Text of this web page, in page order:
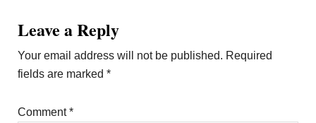
Reader
Interactions
Leave a Reply
Your email address will not be published. Required
fields are marked*
Comment*